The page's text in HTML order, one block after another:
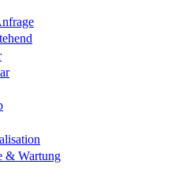
& Wartung